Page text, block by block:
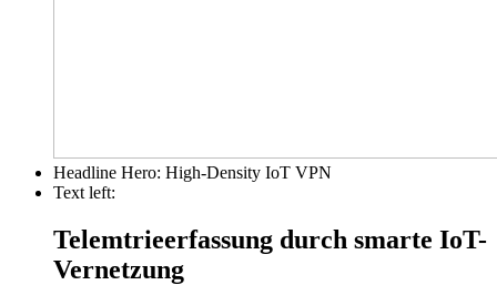
Headline Hero: High-Density IoT VPN
Text left:
Telemtrieerfassung durch smarte IoT-
Vernetzung